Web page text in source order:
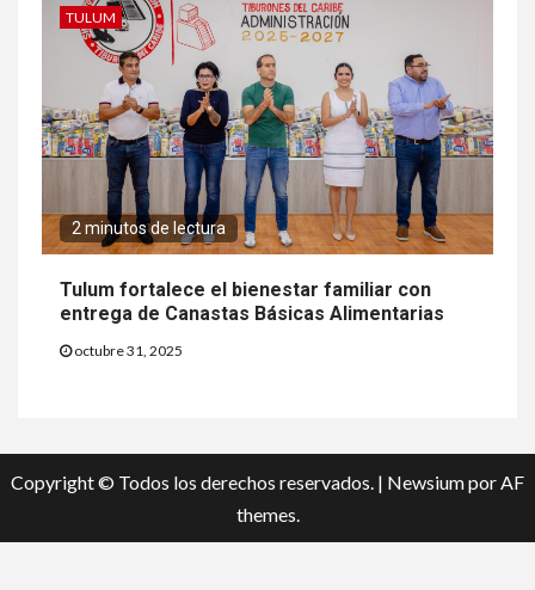
TULUM
2 minutos de lectura
Tulum fortalece el bienestar familiar con
entrega de Canastas Básicas Alimentarias
octubre 31, 2025
Copyright © Todos los derechos reservados. | Newsiumpor AF
themes.